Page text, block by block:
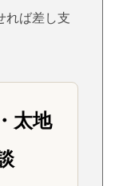
れば差し支
太地